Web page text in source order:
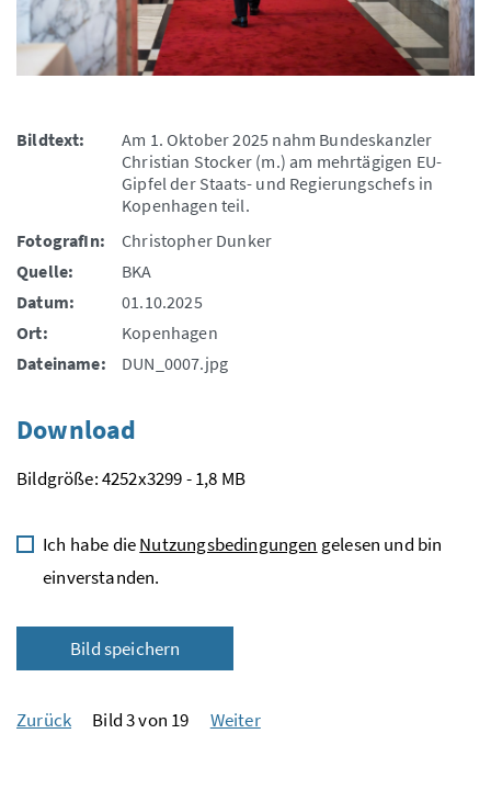
Bildtext:
Am 1. Oktober 2025 nahm Bundeskanzler
Christian Stocker (m.) am mehrtägigen EU-
Gipfel der Staats- und Regierungschefs in
Kopenhagen teil.
FotografIn:
Christopher Dunker
Quelle:
BKA
Datum:
01.10.2025
Ort:
Kopenhagen
Dateiname:
DUN_0007.jpg
Download
Bildgröße: 4252x3299 - 1,8 MB
Ich habe dieNutzungsbedingungen gelesen und bin
einverstanden.
Bild speichern
Zurück Bild 3 von 19 Weiter